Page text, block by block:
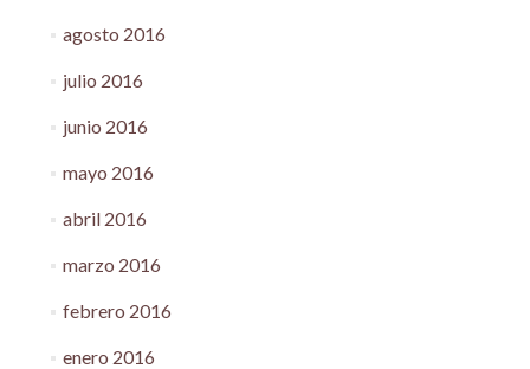
agosto 2016
julio 2016
junio 2016
mayo 2016
abril 2016
marzo 2016
febrero 2016
enero 2016